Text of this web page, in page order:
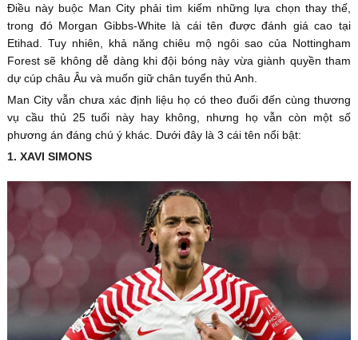
Điều này buộc Man City phải tìm kiếm những lựa chọn thay thế,
trong đó Morgan Gibbs-White là cái tên được đánh giá cao tại
Etihad. Tuy nhiên, khả năng chiêu mộ ngôi sao của Nottingham
Forest sẽ không dễ dàng khi đội bóng này vừa giành quyền tham
dự cúp châu Âu và muốn giữ chân tuyển thủ Anh.
Man City vẫn chưa xác định liệu họ có theo đuổi đến cùng thương
vụ cầu thủ 25 tuổi này hay không, nhưng họ vẫn còn một số
phương án đáng chú ý khác. Dưới đây là 3 cái tên nổi bật:
1. XAVI SIMONS